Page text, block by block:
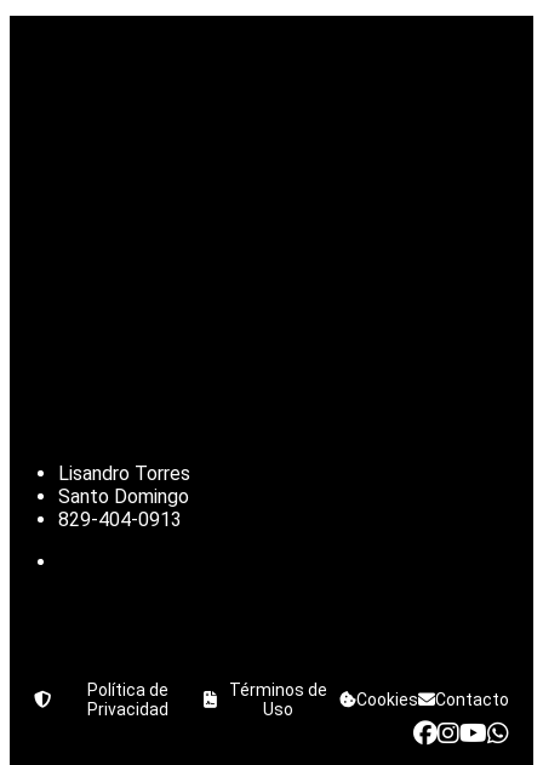
Lisandro Torres
Santo Domingo
829-404-0913
Política de
Privacidad
Términos de
Uso
Cookies Contacto